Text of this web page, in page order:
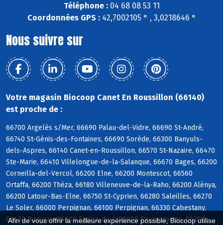
Afin de vous offrir la meilleure expérience possible, Biocoop utilise
Téléphone :04 68 08 53 11
Coordonnées GPS :42,7002105 ° , 3,0218646 °
Nous suivre sur
Votre magasin Biocoop Canet En Roussillon (66140)
est proche de :
66700 Argelès s/Mer, 66690 Palau-del-Vidre, 66690 St-André,
66740 St-Génis-des-Fontaines, 66690 Sorède, 66300 Banyuls-
dels-Aspres, 66140 Canet-en-Roussillon, 66570 St-Nazaire, 66470
Ste-Marie, 66410 Villelongue-de-la-Salanque, 66670 Bages, 66200
Corneilla-del-Vercol, 66200 Elne, 66200 Montescot, 66560
Ortaffa, 66200 Théza, 66180 Villeneuve-de-la-Raho, 66200 Alénya,
66200 Latour-Bas-Elne, 66750 St-Cyprien, 66280 Saleilles, 66270
Le Soler, 66000 Perpignan, 66100 Perpignan, 66330 Cabestany,
66430 Bompas, 66600 Espira-de-l, 66600 Peyrestortes, 66380